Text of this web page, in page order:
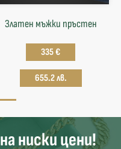
Златен мъжки пръстен
335 €
655.2 лв.
на ниски цени!